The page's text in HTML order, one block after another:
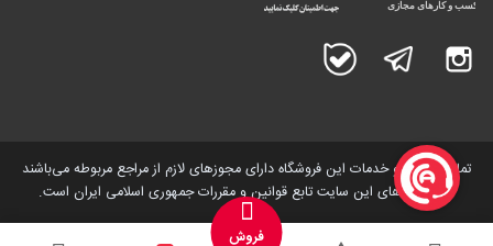
اینستاگرام تلگرام
تمامی کالاها و خدمات این فروشگاه دارای مجوز‌های لازم از مراجع مربوطه می‌باشند
و فعالیت های این سایت تابع قوانین و مقررات جمهوری اسلامی ایران است.
فروش